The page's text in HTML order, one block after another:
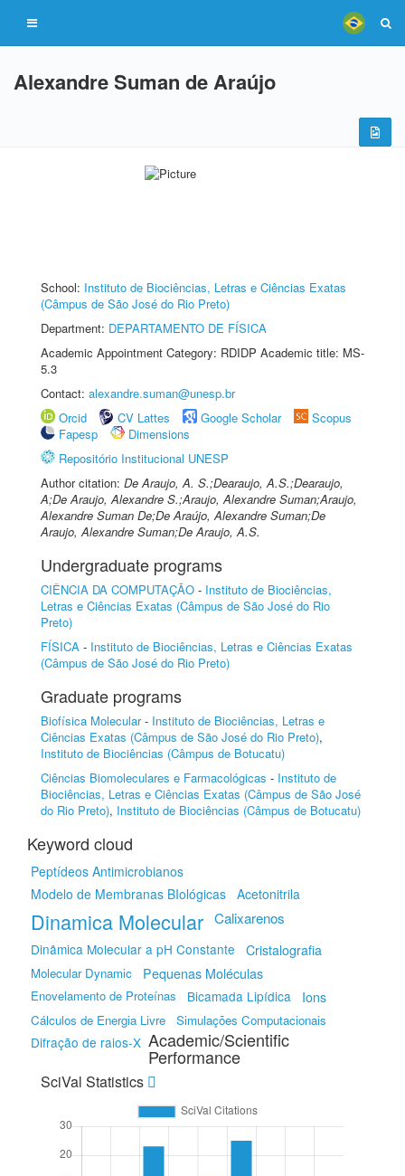
Alexandre Suman de Araújo
School: Instituto de Biociências, Letras e Ciências Exatas
(Câmpus de São José do Rio Preto)
Department: DEPARTAMENTO DE FÍSICA
Academic Appointment Category: RDIDP Academic title: MS-
5.3
Contact: alexandre.suman@unesp.br
Orcid
CV Lattes Google Scholar
Scopus
Fapesp
Dimensions
Repositório Institucional UNESP
Author citation: De Araujo, A. S.;Dearaujo, A.S.;Dearaujo,
A;De Araujo, Alexandre S.;Araujo, Alexandre Suman;Araujo,
Alexandre Suman De;De Araújo, Alexandre Suman;De
Araujo, Alexandre Suman;De Araujo, A.S.
Undergraduate programs
CIÊNCIA DA COMPUTAÇÃO - Instituto de Biociências,
Letras e Ciências Exatas (Câmpus de São José do Rio
Preto)
FÍSICA - Instituto de Biociências, Letras e Ciências Exatas
(Câmpus de São José do Rio Preto)
Graduate programs
Biofísica Molecular- Instituto de Biociências, Letras e
Ciências Exatas (Câmpus de São José do Rio Preto),
Instituto de Biociências (Câmpus de Botucatu)
Ciências Biomoleculares e Farmacológicas - Instituto de
Biociências, Letras e Ciências Exatas (Câmpus de São José
do Rio Preto), Instituto de Biociências (Câmpus de Botucatu)
Keyword cloud
Peptídeos Antimicrobianos
Modelo de Membranas BIológicas Acetonitrila
Dinamica Molecular Calixarenos
Dinâmica Molecular a pH Constante Cristalografia
Molecular Dynamic Pequenas Moléculas
Enovelamento de Proteínas Bicamada Lipídica Ions
Cálculos de Energia Livre Simulações Computacionais
Difração de raios-X Academic/Scientific
Performance
SciVal Statistics